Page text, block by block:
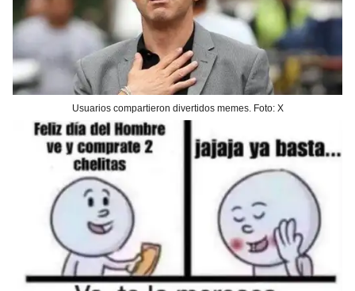
Usuarios compartieron divertidos memes. Foto: X